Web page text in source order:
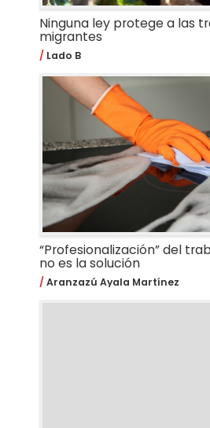
Ninguna ley protege a las
migrantes
Lado B
“Profesionalización” del
no es la solución
Aranzazú Ayala Martínez